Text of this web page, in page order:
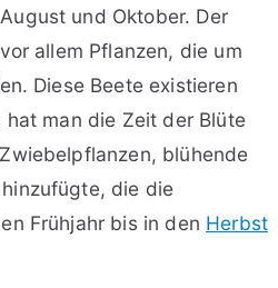
und Oktober. Der
allem Pflanzen, die um
Diese Beete existieren
man die Zeit der Blüte
blühende
die die
Frühjahr bis in den Herbst